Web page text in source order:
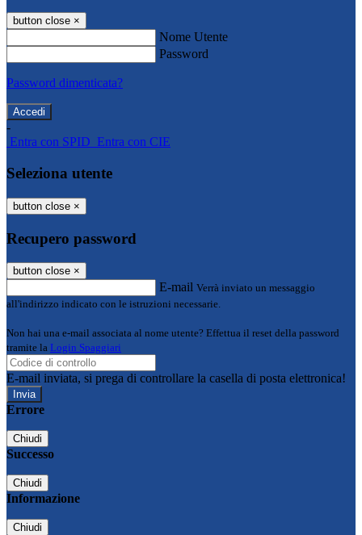
button close ×
Nome Utente
Password
Password dimenticata?
-
Entra con SPID Entra con CIE
Seleziona utente
button close ×
Recupero password
button close ×
E-mail Verrà inviato un messaggio
all'indirizzo indicato con le istruzioni necessarie.
Non hai una e-mail associata al nome utente? Effettua il reset della password
tramite la Login Spaggiari
E-mail inviata, si prega di controllare la casella di posta elettronica!
Errore
Chiudi
Successo
Chiudi
Informazione
Chiudi